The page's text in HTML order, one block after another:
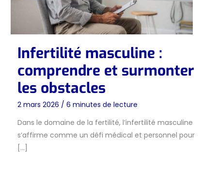
Infertilité masculine :
comprendre et surmonter
les obstacles
2 mars 2026 / 6 minutes de lecture
Dans le domaine de la fertilité, l’infertilité masculine
s’affirme comme un défi médical et personnel pour
[…]